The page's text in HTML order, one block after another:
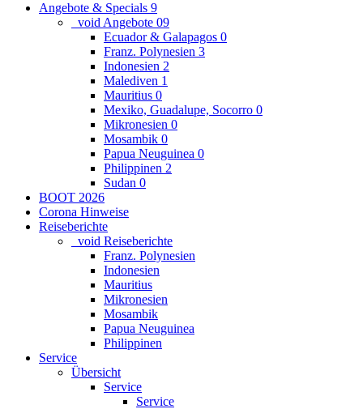
Angebote & Specials 9
_void Angebote 09
Ecuador & Galapagos 0
Franz. Polynesien 3
Indonesien 2
Malediven 1
Mauritius 0
Mexiko, Guadalupe, Socorro 0
Mikronesien 0
Mosambik 0
Papua Neuguinea 0
Philippinen 2
Sudan 0
BOOT 2026
Corona Hinweise
Reiseberichte
_void Reiseberichte
Franz. Polynesien
Indonesien
Mauritius
Mikronesien
Mosambik
Papua Neuguinea
Philippinen
Service
Übersicht
Service
Service